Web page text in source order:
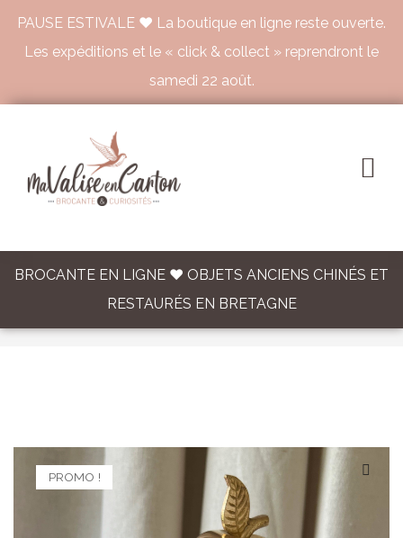
PAUSE ESTIVALE ♥ La boutique en ligne reste ouverte.
Les expéditions et le « click & collect » reprendront le
samedi 22 août.
BROCANTE EN LIGNE ♥ OBJETS ANCIENS CHINÉS ET
RESTAURÉS EN BRETAGNE
PROMO !